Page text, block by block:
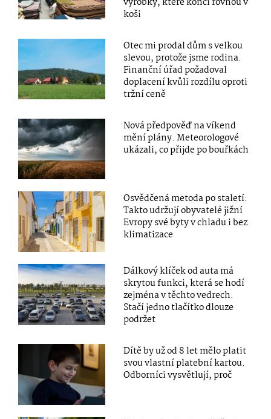
koši
Otec mi prodal dům s velkou
slevou, protože jsme rodina.
Finanční úřad požadoval
doplacení kvůli rozdílu oproti
tržní ceně
Nová předpověď na víkend
mění plány. Meteorologové
ukázali, co přijde po bouřkách
Osvědčená metoda po staletí:
Takto udržují obyvatelé jižní
Evropy své byty v chladu i bez
klimatizace
Dálkový klíček od auta má
skrytou funkci, která se hodí
zejména v těchto vedrech.
Stačí jedno tlačítko dlouze
podržet
Dítě by už od 8 let mělo platit
svou vlastní platební kartou.
Odborníci vysvětlují, proč